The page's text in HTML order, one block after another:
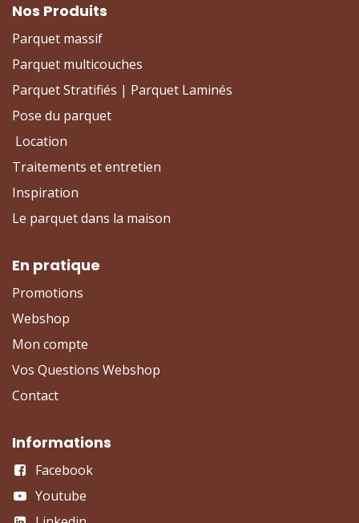
Nos Produits
Parquet massif
Parquet multicouches
Parquet Stratifiés | Parquet Laminés
Pose du parquet
Location
Traitements et entretien
Inspiration
Le parquet dans la maison
En pratique
Promotions
Webshop
Mon compte
Vos Questions Webshop
Contact
Informations
Facebook
Youtube